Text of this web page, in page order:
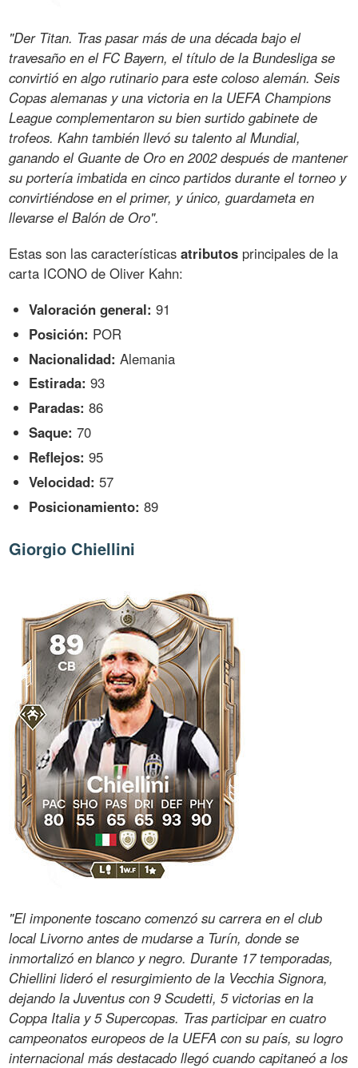
"Der Titan. Tras pasar más de una década bajo el
travesaño en el FC Bayern, el título de la Bundesliga se
convirtió en algo rutinario para este coloso alemán. Seis
Copas alemanas y una victoria en la UEFA Champions
League complementaron su bien surtido gabinete de
trofeos. Kahn también llevó su talento al Mundial,
ganando el Guante de Oro en 2002 después de mantener
su portería imbatida en cinco partidos durante el torneo y
convirtiéndose en el primer, y único, guardameta en
llevarse el Balón de Oro".
Estas son las característicasatributos principales de la
carta ICONO de Oliver Kahn:
Valoración general: 91
Posición: POR
Nacionalidad: Alemania
Estirada: 93
Paradas: 86
Saque: 70
Reflejos: 95
Velocidad: 57
Posicionamiento: 89
Giorgio Chiellini
"El imponente toscano comenzó su carrera en el club
local Livorno antes de mudarse a Turín, donde se
inmortalizó en blanco y negro. Durante 17 temporadas,
Chiellini lideró el resurgimiento de la Vecchia Signora,
dejando la Juventus con 9 Scudetti, 5 victorias en la
Coppa Italia y 5 Supercopas. Tras participar en cuatro
campeonatos europeos de la UEFA con su país, su logro
internacional más destacado llegó cuando capitaneó a los